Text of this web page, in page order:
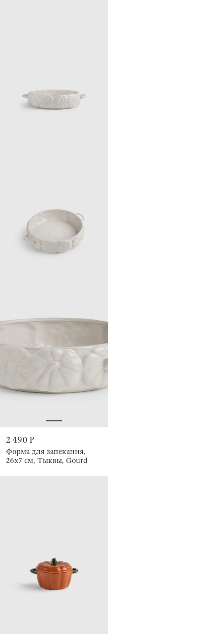
2 490 ₽
Форма для запекания,
26x7 см, Тыквы, Gourd